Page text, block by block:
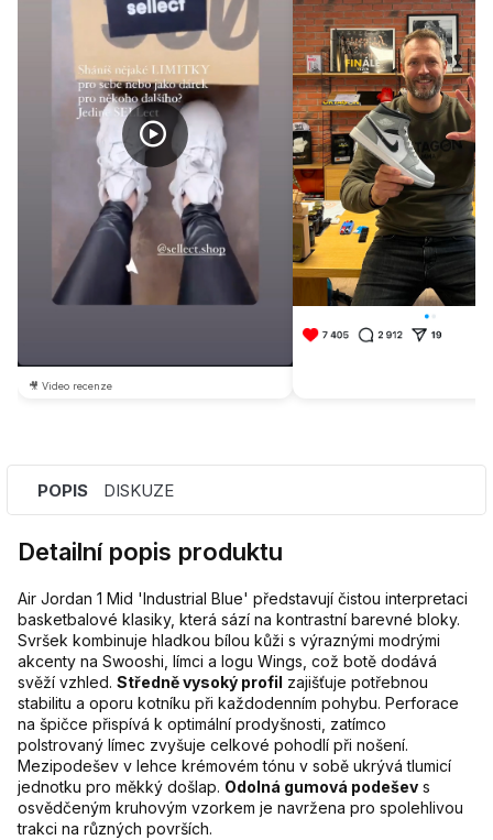
🎥 Video recenze
POPIS DISKUZE
Detailní popis produktu
Air Jordan 1 Mid 'Industrial Blue' představují čistou interpretaci
basketbalové klasiky, která sází na kontrastní barevné bloky.
Svršek kombinuje hladkou bílou kůži s výraznými modrými
akcenty na Swooshi, límci a logu Wings, což botě dodává
svěží vzhled. Středně vysoký profil zajišťuje potřebnou
stabilitu a oporu kotníku při každodenním pohybu. Perforace
na špičce přispívá k optimální prodyšnosti, zatímco
polstrovaný límec zvyšuje celkové pohodlí při nošení.
Mezipodešev v lehce krémovém tónu v sobě ukrývá tlumicí
jednotku pro měkký došlap. Odolná gumová podešev s
osvědčeným kruhovým vzorkem je navržena pro spolehlivou
trakci na různých površích.